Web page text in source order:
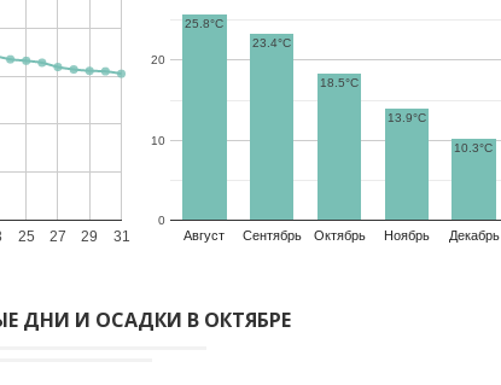
25 27 29 31 Август Сентябрь Октябрь Ноябрь Декабрь
0
10
20
25.8°C
23.4°C
18.5°C
13.9°C
10.3°C
ДНИ И ОСАДКИ В ОКТЯБРЕ